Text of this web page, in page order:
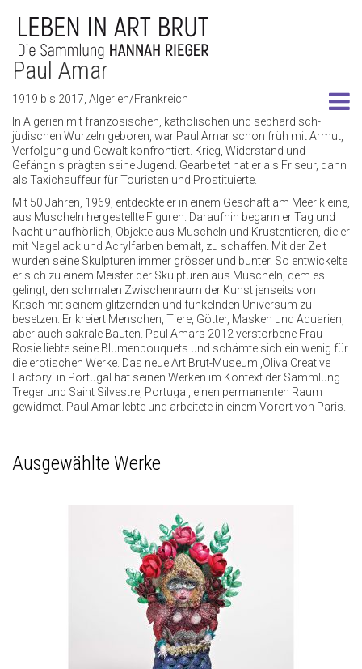
Paul Amar
1919 bis 2017, Algerien/Frankreich
In Algerien mit französischen, katholischen und sephardisch-
jüdischen Wurzeln geboren, war Paul Amar schon früh mit Armut,
Verfolgung und Gewalt konfrontiert. Krieg, Widerstand und
Gefängnis prägten seine Jugend. Gearbeitet hat er als Friseur, dann
als Taxichauffeur für Touristen und Prostituierte.
Mit 50 Jahren, 1969, entdeckte er in einem Geschäft am Meer kleine,
aus Muscheln hergestellte Figuren. Daraufhin begann er Tag und
Nacht unaufhörlich, Objekte aus Muscheln und Krustentieren, die er
mit Nagellack und Acrylfarben bemalt, zu schaffen. Mit der Zeit
wurden seine Skulpturen immer grösser und bunter. So entwickelte
er sich zu einem Meister der Skulpturen aus Muscheln, dem es
gelingt, den schmalen Zwischenraum der Kunst jenseits von
Kitsch mit seinem glitzernden und funkelnden Universum zu
besetzen. Er kreiert Menschen, Tiere, Götter, Masken und Aquarien,
aber auch sakrale Bauten. Paul Amars 2012 verstorbene Frau
Rosie liebte seine Blumenbouquets und schämte sich ein wenig für
die erotischen Werke. Das neue Art Brut-Museum ‚Oliva Creative
Factory‘ in Portugal hat seinen Werken im Kontext der Sammlung
Treger und Saint Silvestre, Portugal, einen permanenten Raum
gewidmet. Paul Amar lebte und arbeitete in einem Vorort von Paris.
Ausgewählte Werke